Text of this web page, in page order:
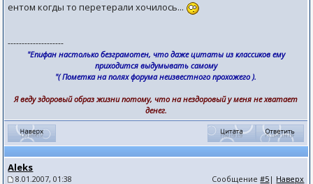
ентом когды то перетерали хочилось...
--------------------
"Епифан настолько безграмотен, что даже цитаты из классиков ему
приходится выдумывать самому
"( Пометка на полях форума неизвестного прохожего ).
Я веду здоровый образ жизни потому, что на нездоровый у меня не хватает
денег.
Aleks
8.01.2007, 01:38 Сообщение#5 | Наверх